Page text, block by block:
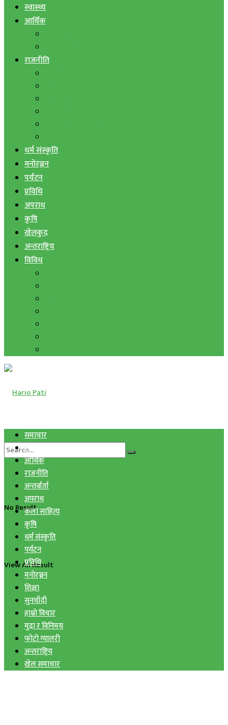
स्वास्थ्य
आर्थिक
राजनीति
धर्म संस्कृति
मनोरञ्जन
पर्यटन
प्रविधि
अपराध
कृषि
खेलकुद
अन्तराष्ट्रिय
विविध
No Result
View All Result
समाचार
स्वास्थ्य
आर्थिक
राजनीति
अन्तर्वार्ता
अपराध
कला साहित्य
कृषि
धर्म संस्कृति
पर्यटन
प्रविधि
मनोरञ्जन
शिक्षा
सुनचाँदी
हाम्रो विचार
मुद्रा र विनिमय
फोटो ग्यालरी
अन्तराष्ट्रिय
खेल समाचार